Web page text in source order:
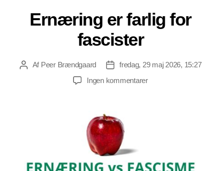
Ernæring er farlig for
fascister
Indlægsforfatter
Af Peer Brændgaard Indlægsdato
fredag, 29 maj 2026, 15:27
Ingen kommentarertil